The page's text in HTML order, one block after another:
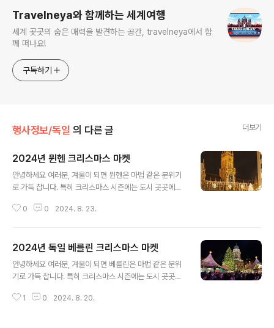
Travelneya와 함께하는 세계여행
세계 곳곳의 숨은 매력을 발견하는 공간, travelneya에서 함
께 떠나요!
구독하기
행사정보/독일 의 다른 글 더보기
2024년 뮌헨 크리스마스 마켓
안녕하세요 여러분, 겨울이 되면 뮌헨은 마법 같은 분위기
로 가득 찹니다. 특히 크리스마스 시즌에는 도시 곳곳에서
독일에서 크리스마스 마켓은 전통적으로 중요한 행사이며,
리스마스 마켓들을 소개해 드리겠습니다.​크리스마스 마켓
은 보통 11월 말부터 크리스마스이브까지 열립니다. 각 마
켓 별로 운영 시간도 다르고 하니 방문하시기 전에 꼭 확인
시: 2024년 11월 25일 ~ 2024년 12월 24일운영시간:
0 0 2024. 8. 23.
2024년 독일 베를린 크리스마스 마켓
안녕하세요 여러분, 겨울이 되면 베를린은 마법 같은 분위
기로 가득 찹니다. 특히 크리스마스 시즌에는 도시 곳곳에
다. 독일에서 크리스마스 마켓은 전통적으로 중요한 행사
1 0 2024. 8. 20.